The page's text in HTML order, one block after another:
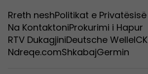
Rreth neshPolitikat e Privatësisë
Na KontaktoniProkurimi i Hapur
RTV DukagjiniDeutsche WelleICK
Ndreqe.comShkabajGermin